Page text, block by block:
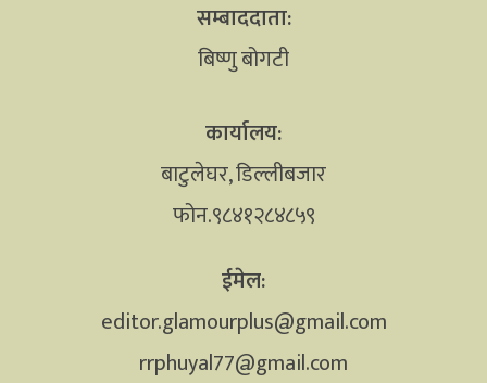
सम्बाददाता:
बिष्णु बोगटी
कार्यालय:
बाटुलेघर, डिल्लीबजार
फोन.९८४१२८४८५९
ईमेल:
editor.glamourplus@gmail.com
rrphuyal77@gmail.com